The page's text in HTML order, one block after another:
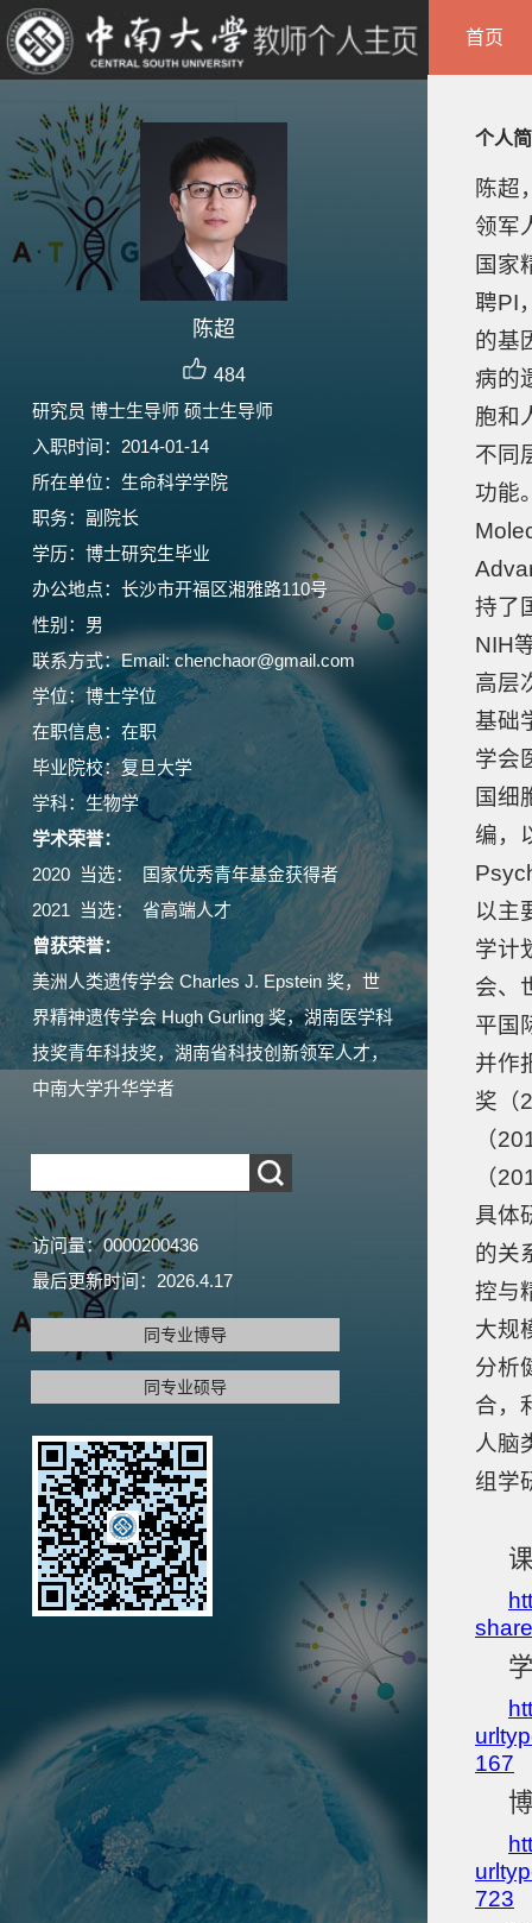
陈超
484
研究员 博士生导师 硕士生导师
入职时间：2014-01-14
所在单位：生命科学学院
职务：副院长
学历：博士研究生毕业
办公地点：长沙市开福区湘雅路110号
性别：男
联系方式：Email: chenchaor@gmail.com
学位：博士学位
在职信息：在职
毕业院校：复旦大学
学科：生物学
学术荣誉：
2020 当选： 国家优秀青年基金获得者
2021 当选： 省高端人才
曾获荣誉：
美洲人类遗传学会 Charles J. Epstein 奖，世
界精神遗传学会 Hugh Gurling 奖，湖南医学科
技奖青年科技奖，湖南省科技创新领军人才，
中南大学升华学者
访问量：0000200436
最后更新时间： 2026.4.17
同专业博导
同专业硕导
首页
个人
陈超
领军
国家
聘PI
的基
病的
胞和
不同
功能
持了
NIH
高层
基础
学会
国细
编，
以主
学计
会、
平国
并作
奖（
（
（
具体
的关
控与
大规
分析
合，
人脑
组学
167
723